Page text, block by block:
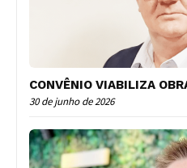
CONVÊNIO VIABILIZA
30 de junho de 2026